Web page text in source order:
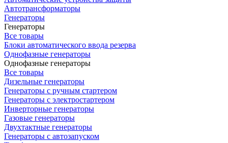
Автотрансформаторы
Генераторы
Генераторы
Все товары
Блоки автоматического ввода резерва
Однофазные генераторы
Однофазные генераторы
Все товары
Дизельные генераторы
Генераторы с ручным стартером
Генераторы с электростартером
Инверторные генераторы
Газовые генераторы
Двухтактные генераторы
Генераторы с автозапуском